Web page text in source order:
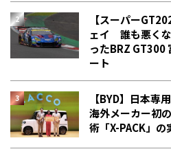
【スーパー
ェイ 誰も悪く
った――BRZ
ート
【BYD】日本専
海外メーカー初
術「X-PACK」の